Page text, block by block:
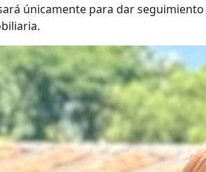
únicamente para dar seguimiento